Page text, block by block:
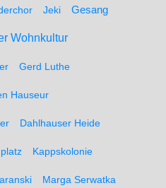
Jeki Gesang
Wohnkultur
Gerd Luthe
Hauseur
Dahlhauser Heide
Kappskolonie
Marga Serwatka